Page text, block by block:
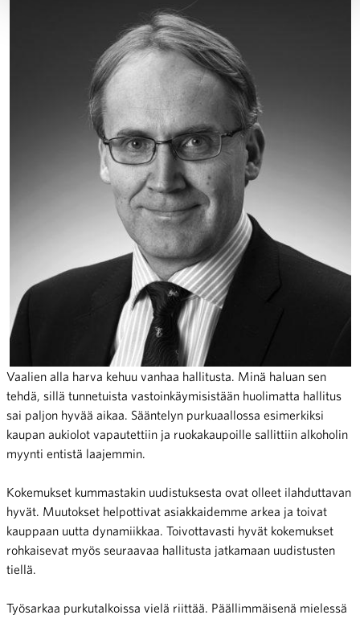
Vaalien alla harva kehuu vanhaa hallitusta. Minä haluan sen
tehdä, sillä tunnetuista vastoinkäymisistään huolimatta hallitus
sai paljon hyvää aikaa. Sääntelyn purkuaallossa esimerkiksi
kaupan aukiolot vapautettiin ja ruokakaupoille sallittiin alkoholin
myynti entistä laajemmin.
Kokemukset kummastakin uudistuksesta ovat olleet ilahduttavan
hyvät. Muutokset helpottivat asiakkaidemme arkea ja toivat
kauppaan uutta dynamiikkaa. Toivottavasti hyvät kokemukset
rohkaisevat myös seuraavaa hallitusta jatkamaan uudistusten
tiellä.
Työsarkaa purkutalkoissa vielä riittää. Päällimmäisenä mielessä